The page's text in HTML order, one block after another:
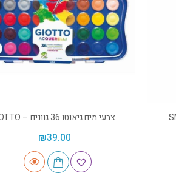
צבעי מים גיאוטו 36 גוונים – GIOTTO
₪39.00